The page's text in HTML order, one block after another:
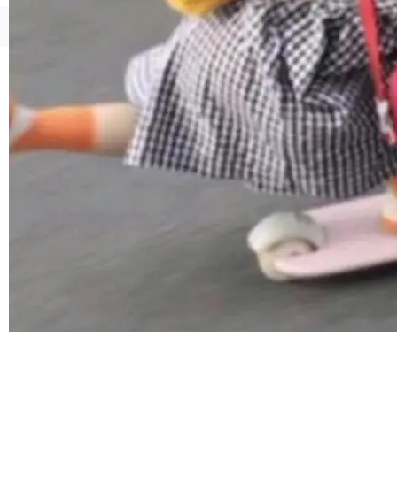
©OSCHINA(OSChina.NET) 京ICP备2025119063号